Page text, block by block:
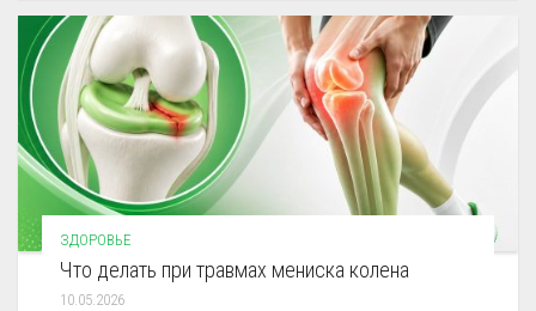
ЗДОРОВЬЕ
Что делать при травмах мениска колена
10.05.2026